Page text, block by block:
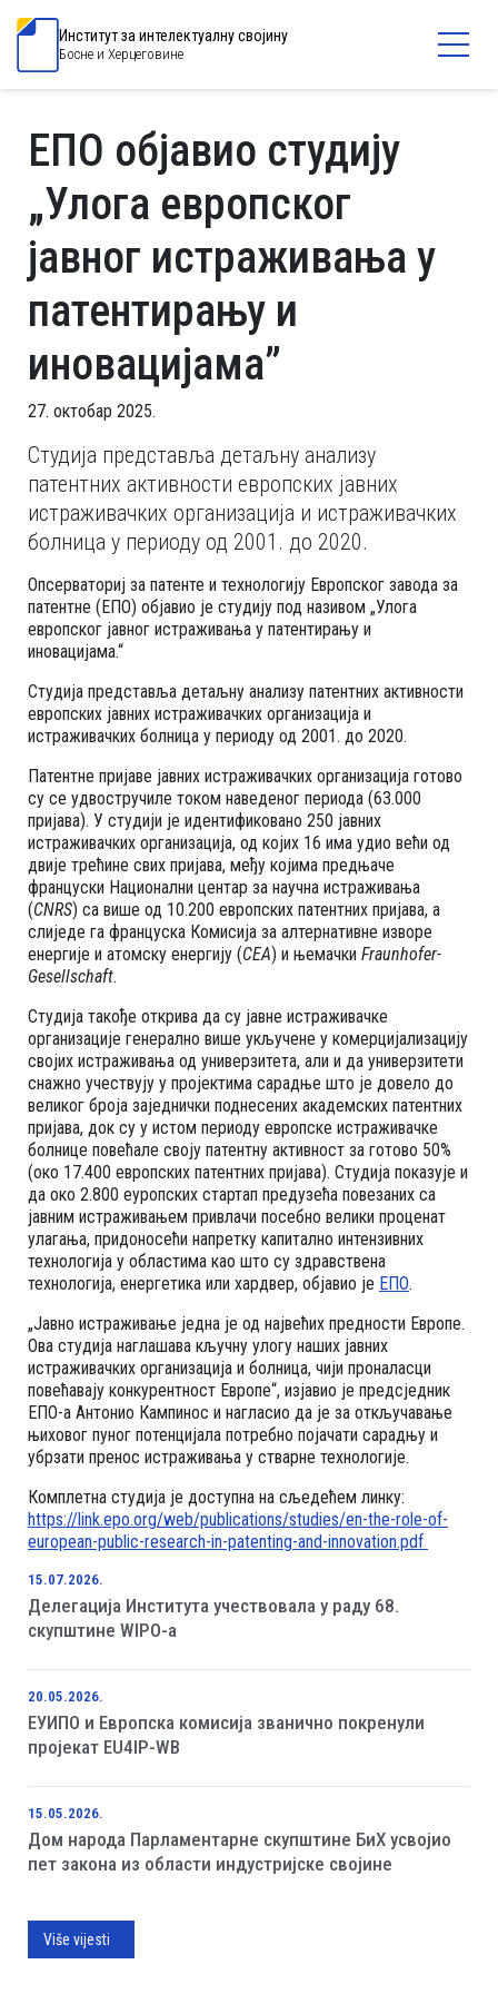
Институт за интелектуалну својину
Босне и Херцеговине
ЕПО објавио студију
„Улога европског
јавног истраживања у
патентирању и
иновацијама”
27. октобар 2025.
Студија представља детаљну анализу
патентних активности европских јавних
истраживачких организација и истраживачких
болница у периоду од 2001. до 2020.
Опсерваториј за патенте и технологију Европског завода за
патентне (ЕПО) објавио је студију под називом „Улога
европског јавног истраживања у патентирању и
иновацијама.“
Студија представља детаљну анализу патентних активности
европских јавних истраживачких организација и
истраживачких болница у периоду од 2001. до 2020.
Патентне пријаве јавних истраживачких организација готово
су се удвостручиле током наведеног периода (63.000
пријава). У студији је идентификовано 250 јавних
истраживачких организација, од којих 16 има удио већи од
двије трећине свих пријава, међу којима предњаче
француски Национални центар за научна истраживања
(CNRS) са више од 10.200 европских патентних пријава, а
слиједе га француска Комисија за алтернативне изворе
енергије и атомску енергију (CEA) и њемачки Fraunhofer-
Gesellschaft.
Студија такође открива да су јавне истраживачке
организације генерално више укључене у комерцијализацију
својих истраживања од универзитета, али и да универзитети
снажно учествују у пројектима сарадње што је довело до
великог броја заједнички поднесених академских патентних
пријава, док су у истом периоду европске истраживачке
болнице повећале своју патентну активност за готово 50%
(око 17.400 европских патентних пријава). Студија показује и
да око 2.800 еуропских стартап предузећа повезаних са
јавним истраживањем привлачи посебно велики проценат
улагања, придоносећи напретку капитално интензивних
технологија у областима као што су здравствена
технологија, енергетика или хардвер, објавио је ЕПО.
„Јавно истраживање једна је од највећих предности Европе.
Ова студија наглашава кључну улогу наших јавних
истраживачких организација и болница, чији проналасци
повећавају конкурентност Европе“, изјавио је предсједник
ЕПО-а Антонио Кампинос и нагласио да је за откључавање
њиховог пуног потенцијала потребно појачати сарадњу и
убрзати пренос истраживања у стварне технологије.
Комплетна студија је доступна на сљедећем линку:
https://link.epo.org/web/publications/studies/en-the-role-of-
european-public-research-in-patenting-and-innovation.pdf
15.07.2026.
Делегација Института учествовала у раду 68.
скупштине WIPO-а
20.05.2026.
ЕУИПО и Европска комисија званично покренули
пројекат EU4IP-WB
15.05.2026.
Дом народа Парламентарне скупштине БиХ усвојио
пет закона из области индустријске својине
Više vijesti